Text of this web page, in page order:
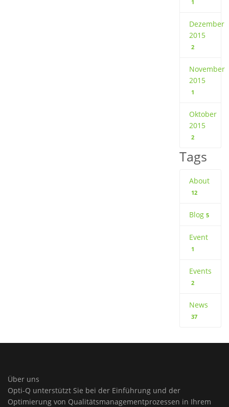
1
Dezember
2015
2
November
2015
1
Oktober
2015
2
Tags
About
12
Blog 5
Event
1
Events
2
News
37
Über uns
Opti-Q unterstützt Sie bei der Einführung und der
Optimierung von Qualitätsmanagementprozessen in Ihrem